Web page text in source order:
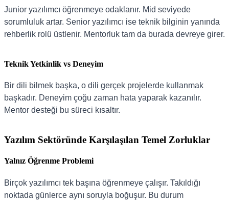
Junior yazılımcı öğrenmeye odaklanır. Mid seviyede
sorumluluk artar. Senior yazılımcı ise teknik bilginin yanında
rehberlik rolü üstlenir. Mentorluk tam da burada devreye girer.
Teknik Yetkinlik vs Deneyim
Bir dili bilmek başka, o dili gerçek projelerde kullanmak
başkadır. Deneyim çoğu zaman hata yaparak kazanılır.
Mentor desteği bu süreci kısaltır.
Yazılım Sektöründe Karşılaşılan Temel Zorluklar
Yalnız Öğrenme Problemi
Birçok yazılımcı tek başına öğrenmeye çalışır. Takıldığı
noktada günlerce aynı soruyla boğuşur. Bu durum